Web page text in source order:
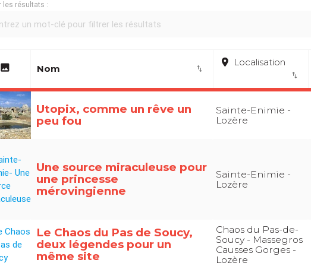
les résultats :
image Nom import_export
place Localisation
import_export
Utopix, comme un rêve un
peu fou
Sainte-Enimie -
Lozère
Une source miraculeuse pour
une princesse
mérovingienne
Sainte-Enimie -
Lozère
Le Chaos du Pas de Soucy,
deux légendes pour un
même site
Chaos du Pas-de-
Soucy - Massegros
Causses Gorges -
Lozère